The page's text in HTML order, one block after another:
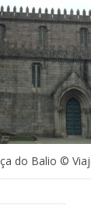
do Balio ©